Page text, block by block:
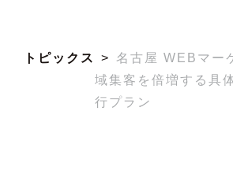
トピックス
名古屋 WEBマー
域集客を倍増する具
行プラン